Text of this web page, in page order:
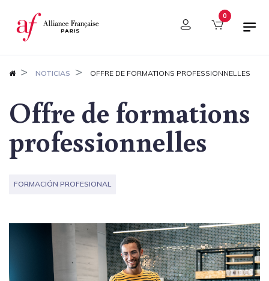
Panel de gestión de cookies 0
NOTICIAS OFFRE DE FORMATIONS PROFESSIONNELLES
Offre de formations
professionnelles
FORMACIÓN PROFESIONAL